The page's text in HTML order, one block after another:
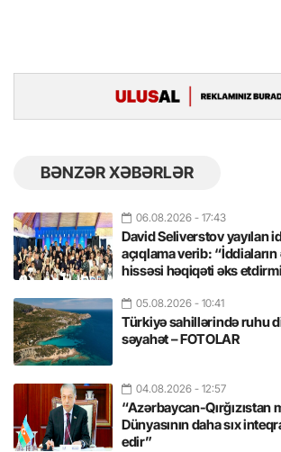
BƏNZƏR XƏBƏRLƏR
06.08.2026 - 17:43
David Seliverstov yayılan
açıqlama verib:
hissəsi həqiqəti əks
05.08.2026 - 10:41
Türkiyə sahillərində ruhu
səyahət – FOTOLAR
04.08.2026 - 12:57
“Azərbaycan-
Dünyasının daha sıx
edir”